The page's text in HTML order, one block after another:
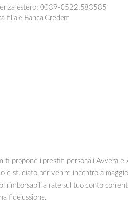
estero: 0039-0522.583585
filiale Banca Credem
ti propone i prestiti personali Avvera
studiato per venire incontro a
a rate sul tuo conto
fideiussione.